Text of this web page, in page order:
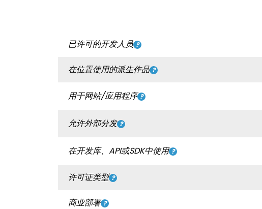
已许可的开发人员
在位置使用的派生作品
用于网站/应用程序
允许外部分发
在开发库、API或SDK中使用
许可证类型
商业部署